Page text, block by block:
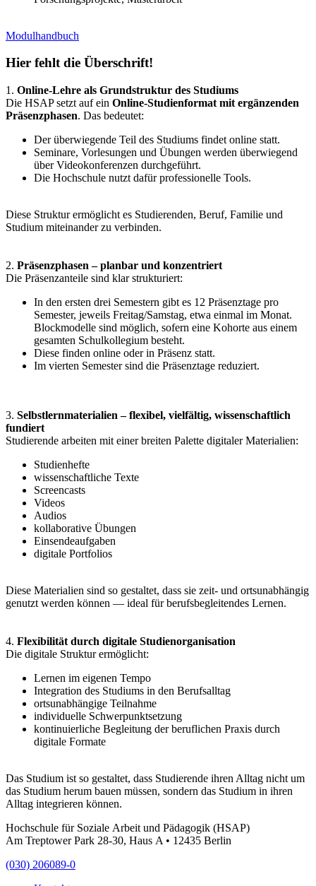
Modulhandbuch
Hier fehlt die Überschrift!
1. Online-Lehre als Grundstruktur des Studiums
Die HSAP setzt auf ein Online-Studienformat mit ergänzenden
Präsenzphasen. Das bedeutet:
Der überwiegende Teil des Studiums findet online statt.
Seminare, Vorlesungen und Übungen werden überwiegend
über Videokonferenzen durchgeführt.
Die Hochschule nutzt dafür professionelle Tools.
Diese Struktur ermöglicht es Studierenden, Beruf, Familie und
Studium miteinander zu verbinden.
2. Präsenzphasen – planbar und konzentriert
Die Präsenzanteile sind klar strukturiert:
In den ersten drei Semestern gibt es 12 Präsenztage pro
Semester, jeweils Freitag/Samstag, etwa einmal im Monat.
Blockmodelle sind möglich, sofern eine Kohorte aus einem
gesamten Schulkollegium besteht.
Diese finden online oder in Präsenz statt.
Im vierten Semester sind die Präsenztage reduziert.
3. Selbstlernmaterialien – flexibel, vielfältig, wissenschaftlich
fundiert
Studierende arbeiten mit einer breiten Palette digitaler Materialien:
Studienhefte
wissenschaftliche Texte
Screencasts
Videos
Audios
kollaborative Übungen
Einsendeaufgaben
digitale Portfolios
Diese Materialien sind so gestaltet, dass sie zeit- und ortsunabhängig
genutzt werden können — ideal für berufsbegleitendes Lernen.
4. Flexibilität durch digitale Studienorganisation
Die digitale Struktur ermöglicht:
Lernen im eigenen Tempo
Integration des Studiums in den Berufsalltag
ortsunabhängige Teilnahme
individuelle Schwerpunktsetzung
kontinuierliche Begleitung der beruflichen Praxis durch
digitale Formate
Das Studium ist so gestaltet, dass Studierende ihren Alltag nicht um
das Studium herum bauen müssen, sondern das Studium in ihren
Alltag integrieren können.
Hochschule für Soziale Arbeit und Pädagogik (HSAP)
Am Treptower Park 28-30, Haus A • 12435 Berlin
(030) 206089-0